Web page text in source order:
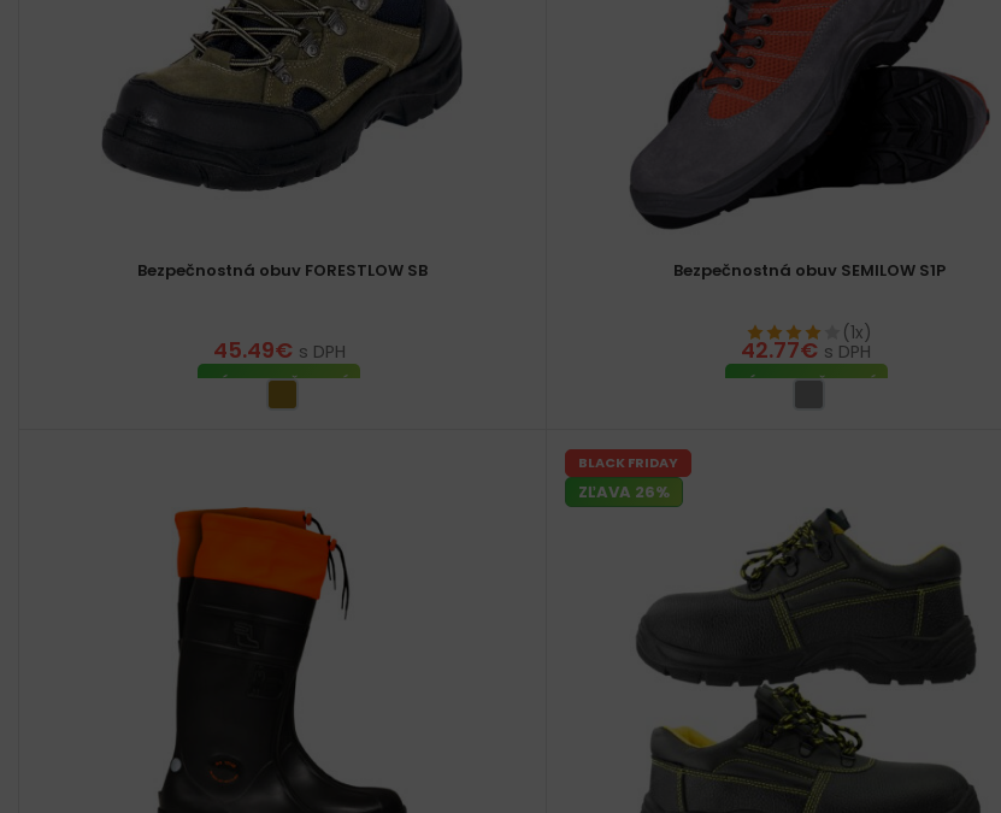
Bezpečnostná obuv FORESTLOW SB
45.49€ s DPH
VÝBER MOŽNOSTÍ
Bezpečnostná obuv SEMILOW S1P
(1x)
42.77€ s DPH
VÝBER MOŽNOSTÍ
BLACK FRIDAY
ZĽAVA 26%